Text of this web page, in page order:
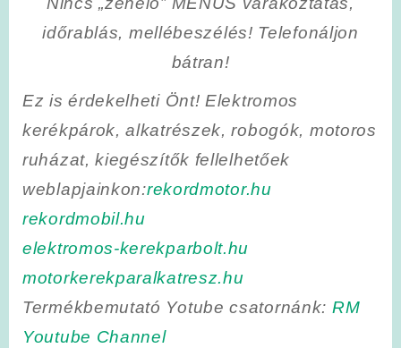
időrablás, mellébeszélés! Telefonáljon
bátran!
Ez is érdekelheti Önt! Elektromos
kerékpárok, alkatrészek, robogók, motoros
ruházat, kiegészítők fellelhetőek
weblapjainkon:rekordmotor.hu
rekordmobil.hu
elektromos-kerekparbolt.hu
motorkerekparalkatresz.hu
Termékbemutató Yotube csatornánk: RM
Youtube Channel